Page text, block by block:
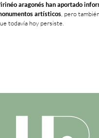
aragonés han aportado
artísticos, pero
todavía hoy persiste.